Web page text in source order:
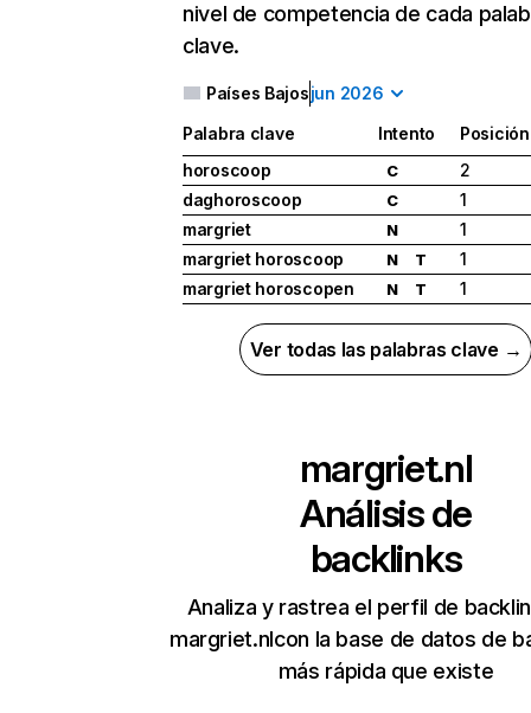
nivel de competencia de cada
clave.
Países Bajosjun 2026
Palabra clave Intento
Posición
horoscoop
C
2
daghoroscoop
C
1
margriet
N
1
margriet horoscoop
N T
1
margriet horoscopen
N T 1
Ver todas las palabras clave →
margriet.nl
Análisis de
backlinks
Analiza y rastrea el perfil de
margriet.nlcon la base de datos de
más rápida que existe